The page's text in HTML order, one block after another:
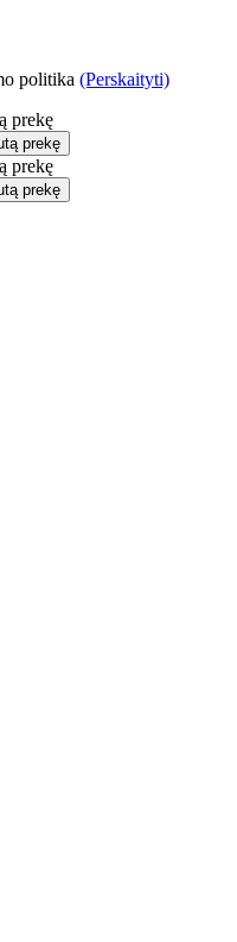
politika (Perskaityti)
prekę
prekę
prekę
prekę